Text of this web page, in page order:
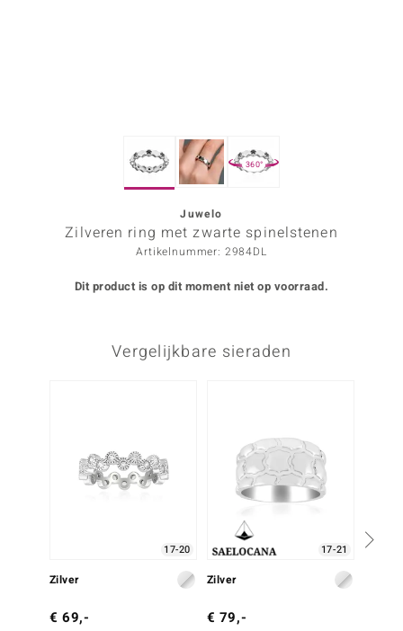
Collection
360°
Juwelo
Zilveren ring met zwarte spinelstenen
Artikelnummer: 2984DL
Dit product is op dit moment niet op voorraad.
Vergelijkbare sieraden
17-20
Zilver
€ 69,-
17-21
Zilver
€ 79,-